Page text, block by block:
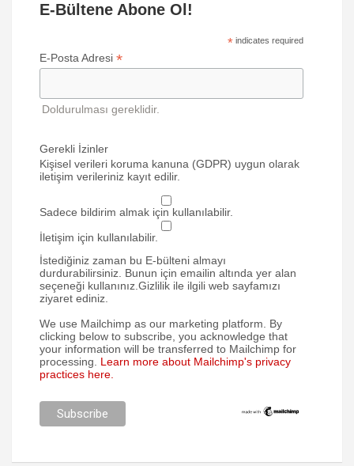
E-Bültene Abone Ol!
* indicates required
E-Posta Adresi *
Doldurulması gereklidir.
Gerekli İzinler
Kişisel verileri koruma kanuna (GDPR) uygun olarak
iletişim verileriniz kayıt edilir.
Sadece bildirim almak için kullanılabilir.
İletişim için kullanılabilir.
İstediğiniz zaman bu E-bülteni almayı
durdurabilirsiniz. Bunun için emailin altında yer alan
seçeneği kullanınız.Gizlilik ile ilgili web sayfamızı
ziyaret ediniz.
We use Mailchimp as our marketing platform. By
clicking below to subscribe, you acknowledge that
your information will be transferred to Mailchimp for
processing. Learn more about Mailchimp's privacy
practices here.